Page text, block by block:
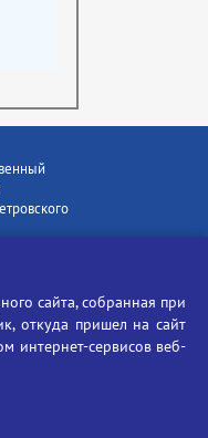
85сайта, собранная при
откуда пришел на сайт
интернет-сервисов веб-